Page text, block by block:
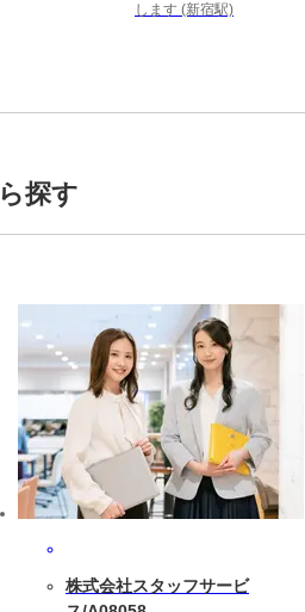
します (新宿駅)
探す
株式会社スタッフサービ